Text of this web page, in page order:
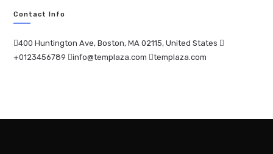
Contact Info
400 Huntington Ave, Boston, MA 02115, United States
+0123456789
info@templaza.com templaza.com